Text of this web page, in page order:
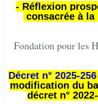
- Réflexion
consacrée à
Fondation pour les
Décret n° 2025-
modification du
décret n°